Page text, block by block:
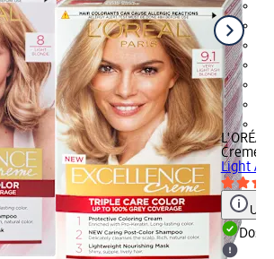
L'ORÉAL
Creme
Light